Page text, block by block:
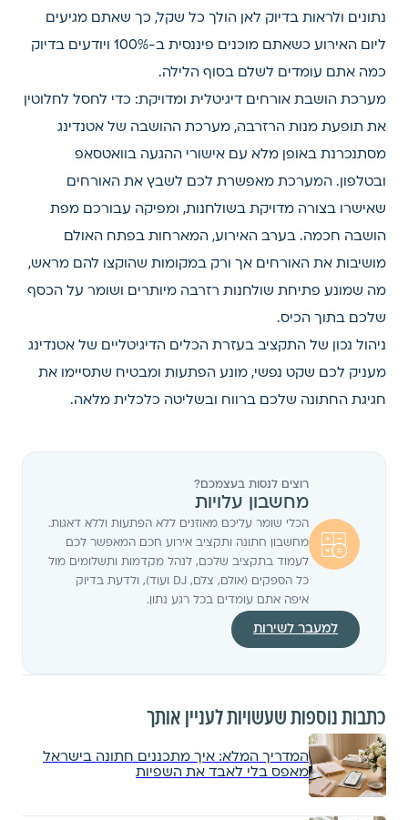
נתונים ולראות בדיוק לאן הולך כל שקל, כך שאתם מגיעים
ליום האירוע כשאתם מוכנים פיננסית ב-100% ויודעים בדיוק
כמה אתם עומדים לשלם בסוף הלילה.
מערכת הושבת אורחים דיגיטלית ומדויקת: כדי לחסל לחלוטין
את תופעת מנות הרזרבה, מערכת ההושבה של אטנדינג
מסתנכרנת באופן מלא עם אישורי ההגעה בוואטסאפ
ובטלפון. המערכת מאפשרת לכם לשבץ את האורחים
שאישרו בצורה מדויקת בשולחנות, ומפיקה עבורכם מפת
הושבה חכמה. בערב האירוע, המארחות בפתח האולם
מושיבות את האורחים אך ורק במקומות שהוקצו להם מראש,
מה שמונע פתיחת שולחנות רזרבה מיותרים ושומר על הכסף
שלכם בתוך הכיס.
ניהול נכון של התקציב בעזרת הכלים הדיגיטליים של אטנדינג
מעניק לכם שקט נפשי, מונע הפתעות ומבטיח שתסיימו את
חגיגת החתונה שלכם ברווח ובשליטה כלכלית מלאה.
רוצים לנסות בעצמכם?
מחשבון עלויות
הכלי שומר עליכם מאוזנים ללא הפתעות וללא דאגות.
מחשבון חתונה ותקציב אירוע חכם המאפשר לכם
לעמוד בתקציב שלכם, לנהל מקדמות ותשלומים מול
כל הספקים (אולם, צלם, DJ ועוד), ולדעת בדיוק
איפה אתם עומדים בכל רגע נתון.
למעבר לשירות
כתבות נוספות שעשויות לעניין אותך
המדריך המלא: איך מתכננים חתונה בישראל
מאפס בלי לאבד את השפיות